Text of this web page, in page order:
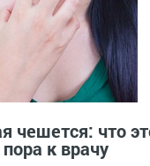
чешется: что
к врачу